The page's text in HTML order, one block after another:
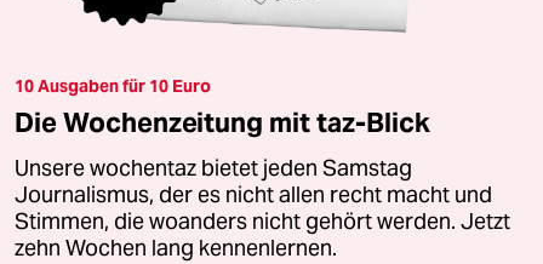
10 Ausgaben für 10 Euro
Die Wochenzeitung mit taz-Blick
Unsere wochentaz bietet jeden Samstag
Journalismus, der es nicht allen recht macht und
Stimmen, die woanders nicht gehört werden. Jetzt
zehn Wochen lang kennenlernen.